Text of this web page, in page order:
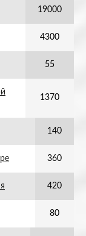
19000
4300
55
1370
140
360
420
80